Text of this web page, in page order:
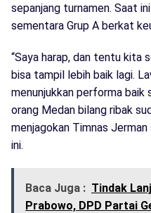
sepanjang turnamen. Saat
sementara Grup A berkat
“Saya harap, dan tentu kita
bisa tampil lebih baik lagi.
menunjukkan performa baik
orang Medan bilang ribak
menjagokan Timnas
ini.
Baca Juga : Tindak
Prabowo, DPD Partai